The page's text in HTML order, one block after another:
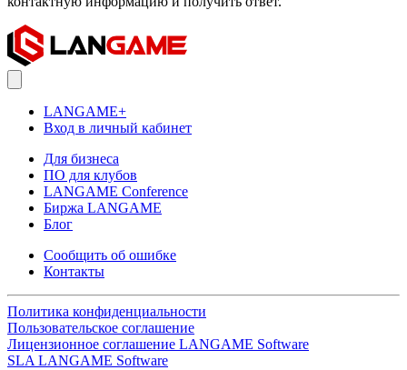
LANGAME+
Вход в личный кабинет
Для бизнеса
ПО для клубов
LANGAME Conference
Биржа LANGAME
Блог
Сообщить об ошибке
Контакты
Политика конфиденциальности
Пользовательское соглашение
Лицензионное соглашение LANGAME Software
SLA LANGAME Software